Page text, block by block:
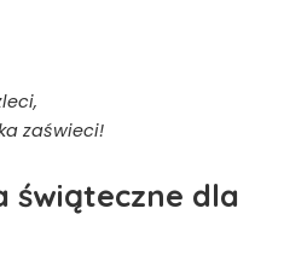
zaświeci!
świąteczne dla